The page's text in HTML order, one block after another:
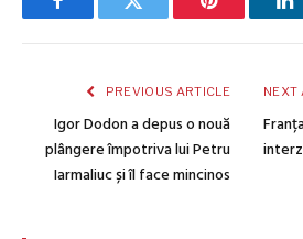
FacebookTwitter Pinterest
PREVIOUS ARTICLE
Igor Dodon a depus o nouă
plângere împotriva lui Petru
Iarmaliuc și îl face mincinos
NEXT